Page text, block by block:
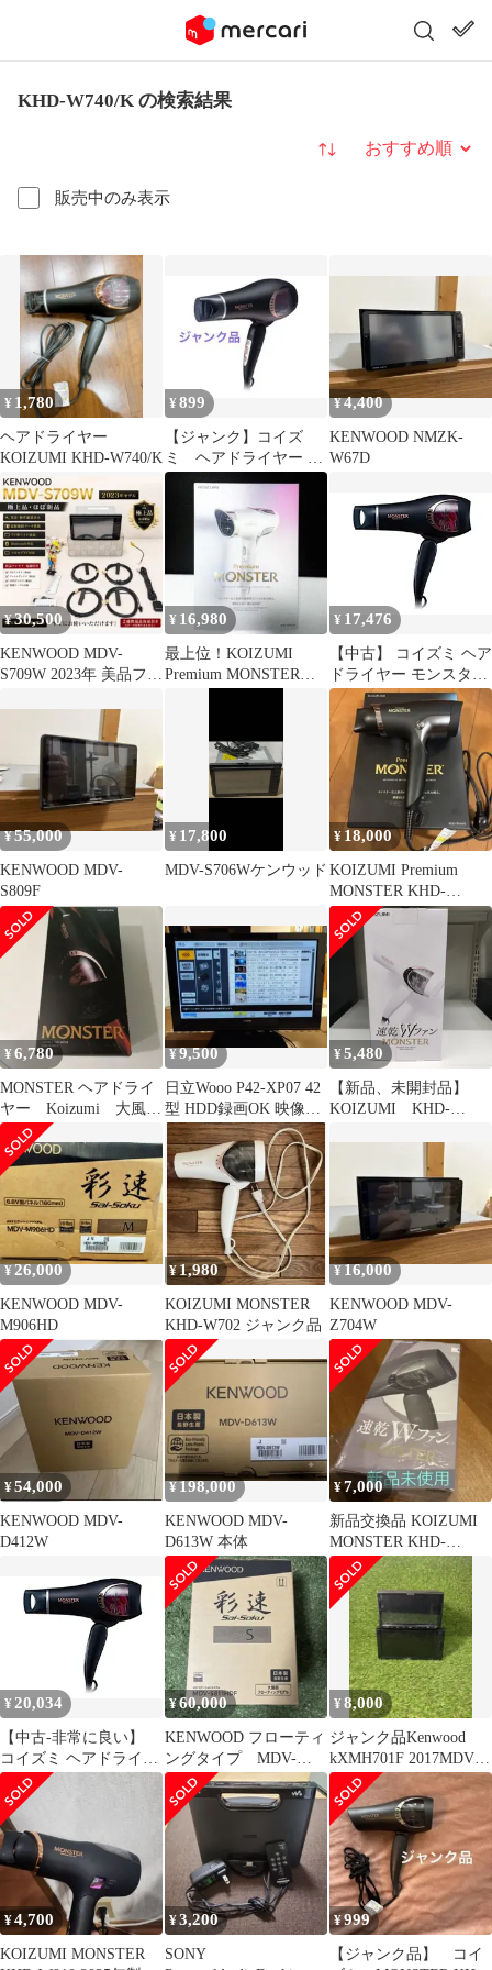
KHD-W740/K の検索結果
販売中のみ表示
並び替え
¥ 1,780
ヘアドライヤー
KOIZUMI KHD-W740/K
¥899
【ジャンク】コイズ
ミ ヘアドライヤー モ
ンスター ブラック
¥4,400
KENWOOD NMZK-
W67D
¥30,500
KENWOOD MDV-
S709W 2023年 美品フル
¥ 16,980
最上位！KOIZUMI
Premium MONSTER
¥ 17,476
【中古】 コイズミ ヘア
ドライヤー モンスター
大風量 速乾 マイナスイ
オン ブラック KHD-
W740/K
¥55,000
KENWOOD MDV-
S809F
¥ 17,800
MDV-S706Wケンウッド
¥ 18,000
KOIZUMI Premium
MONSTER KHD-
W990/K 本体
¥6,780
MONSTER ヘアドライ
ヤー Koizumi 大風量
速乾 マイナスイオン
¥9,500
日立Wooo P42-XP07 42
型 HDD録画OK 映像ノ
イズあり
¥5,480
【新品、未開封品】
KOIZUMI KHD-
¥26,000
KENWOOD MDV-
M906HD
¥1,980
￼KOIZUMI MONSTER
KHD-W702 ジャンク品
¥16,000
KENWOOD MDV-
Z704W
¥54,000
KENWOOD MDV-
D412W
¥198,000
KENWOOD MDV-
D613W 本体
¥7,000
新品交換品 KOIZUMI
MONSTER KHD-
W820/H グレー
¥ 20,034
【中古-非常に良い】
コイズミ ヘアドライヤ
ー モンスター 大風量
速乾 マイナスイオン ブ
ラック KHD-W740/K
¥60,000
KENWOOD フローティ
ングタイプ MDV-
S811HDF
¥8,000
ジャンク品Kenwood
kXMH701F 2017MDV-
S707W2020
¥4,700
KOIZUMI MONSTER
¥3,200
SONY
¥999
【ジャンク品】 コイ